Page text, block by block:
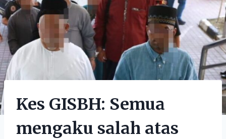
Kes GISBH: Semua
mengaku salah atas